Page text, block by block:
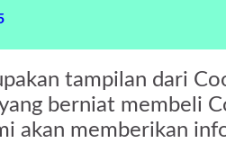
tampilan dari
berniat membeli
akan memberikan